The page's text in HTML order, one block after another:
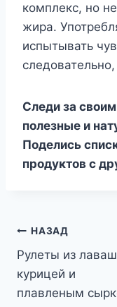
комплекс, но
жира.
испытывать
Следи за
полезные и
Поделись
продуктов с
Навигация
по
записям
НАЗАД
Рулеты из
курицей и
плавленым